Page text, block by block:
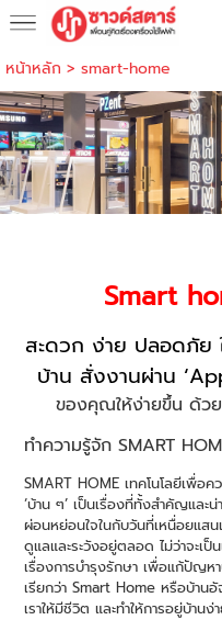
หน้าหลัก > smart-home
Smart
สะดวก ง่าย ปลอดภัย
บ้าน สั่งงานผ่าน
ของคุณให้ง่ายขึ้น ด้ว
ทำความรู้จัก SMART
SMART HOME เทคโนโลยีเพื่อค
‘บ้าน ๆ’ เป็นเรื่องที่ทั้งสำคัญและ
ผ่อนหย่อนใจในกับวันที่เหนื่อยแส
ดูแลและระวังอยู่ตลอด ไม่ว่าจะเ
เรื่องการบำรุงรักษา เพื่อแก้ปัญ
เรียกว่า Smart Home หรือบ้าน
เราให้มีชีวิต และทำให้การอยู่บ้าน